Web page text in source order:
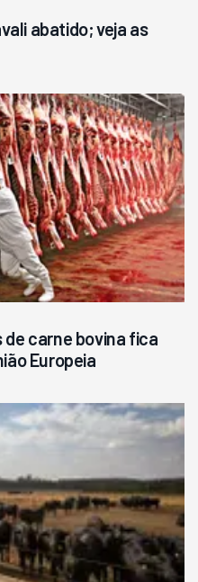
abatido; veja as
carne bovina fica
Europeia